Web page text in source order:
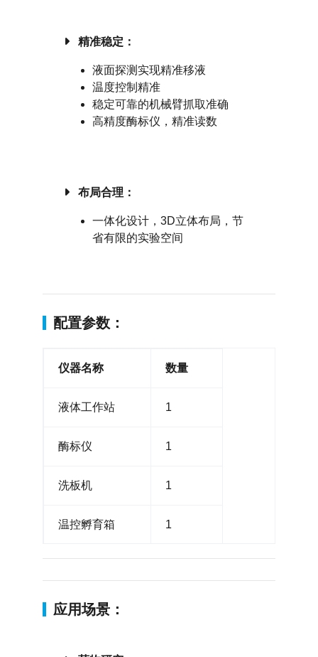
精准稳定：
液面探测实现精准移液
温度控制精准
稳定可靠的机械臂抓取准确
高精度酶标仪，精准读数
布局合理：
一体化设计，3D立体布局，节
省有限的实验空间
配置参数：
仪器名称 数量
液体工作站 1
酶标仪 1
洗板机 1
温控孵育箱 1
应用场景：